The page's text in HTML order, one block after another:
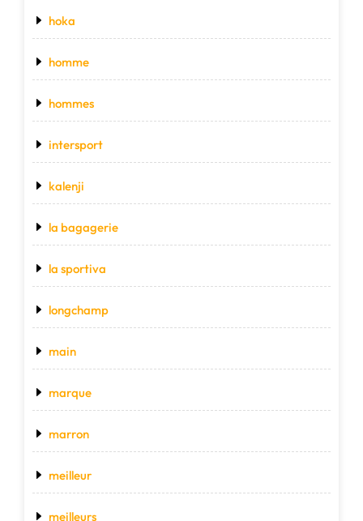
hoka
homme
hommes
intersport
kalenji
la bagagerie
la sportiva
longchamp
main
marque
marron
meilleur
meilleurs